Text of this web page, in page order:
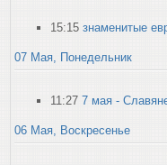
15:15 знаменитые
07 Мая, Понедельник
11:27 7 мая -
06 Мая, Воскресенье